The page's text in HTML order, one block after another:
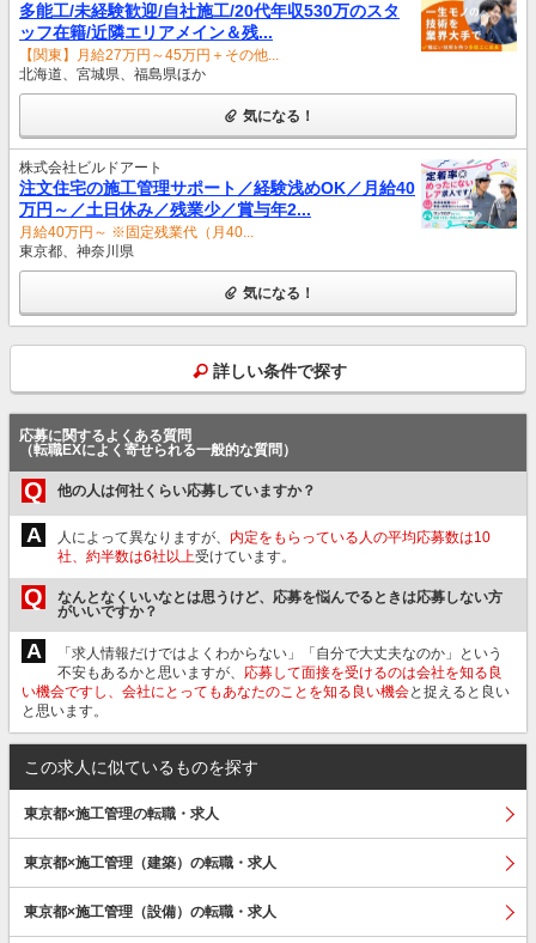
多能工/未経験歓迎/自社施工/20代年収530万のスタ
ッフ在籍/近隣エリアメイン＆残...
【関東】月給27万円～45万円＋その他...
北海道、宮城県、福島県ほか
気になる！
株式会社ビルドアート
注文住宅の施工管理サポート／経験浅めOK／月給40
万円～／土日休み／残業少／賞与年2...
月給40万円～ ※固定残業代（月40...
東京都、神奈川県
気になる！
詳しい条件で探す
応募に関するよくある質問
（転職EXによく寄せられる一般的な質問）
Q 他の人は何社くらい応募していますか？
A 人によって異なりますが、 内定をもらっている人の平均応募数は10
社、約半数は6社以上受けています。
Q
なんとなくいいなとは思うけど、応募を悩んでるときは応募しない方
がいいですか？
A
「求人情報だけではよくわからない」「自分で大丈夫なのか」という
不安もあるかと思いますが、 応募して面接を受けるのは会社を知る良
い機会ですし、会社にとってもあなたのことを知る良い機会と捉えると良い
と思います。
この求人に似ているものを探す
東京都×施工管理の転職・求人
東京都×施工管理（建築）の転職・求人
東京都×施工管理（設備）の転職・求人